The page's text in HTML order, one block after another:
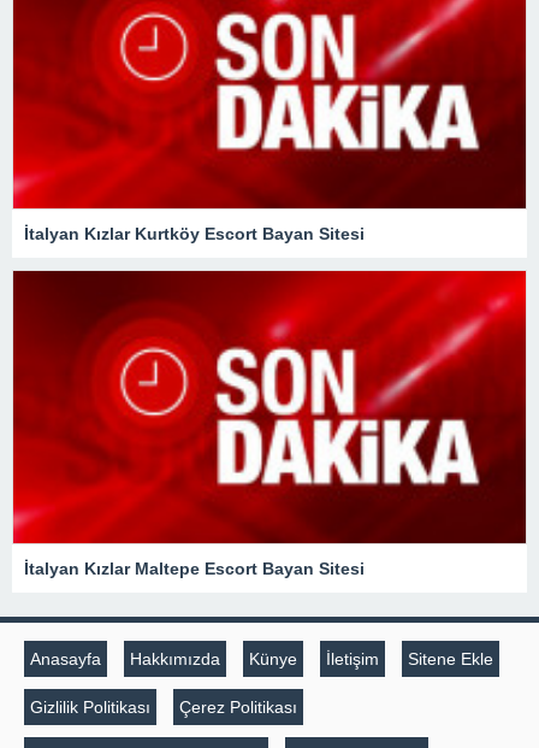
İtalyan Kızlar Kurtköy Escort Bayan Sitesi
İtalyan Kızlar Maltepe Escort Bayan Sitesi
Anasayfa Hakkımızda Künye İletişim Sitene Ekle
Gizlilik Politikası Çerez Politikası